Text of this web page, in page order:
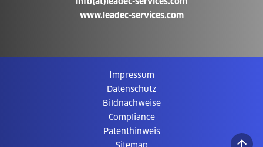
www.leadec-services.com
Impressum
Datenschutz
Bildnachweise
Compliance
Patenthinweis